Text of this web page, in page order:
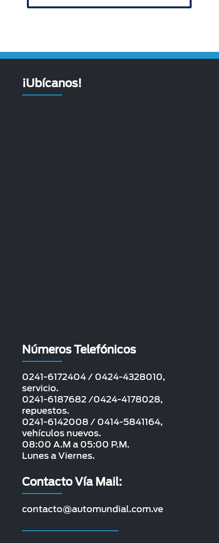
¡Ubícanos!
Números Telefónicos
0241-6172404 / 0424-4328010,
servicio.
0241-6187682 /0424-4178028,
repuestos.
0241-6142008 / 0414-5841164,
vehículos nuevos.
08:00 A.M a 05:00 P.M.
Lunes a Viernes.
Contacto Vía Mail:
contacto@automundial.com.ve